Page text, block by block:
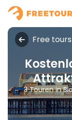
Free
3 Touren in